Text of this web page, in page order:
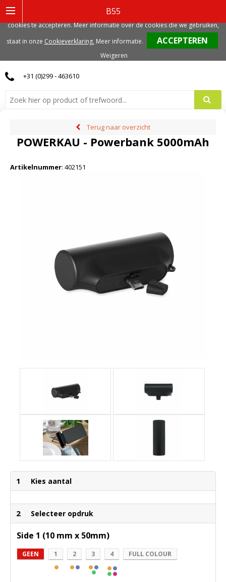
B55
0
+31 (0)299 - 463610
Terug naar overzicht
POWERKAU - Powerbank 5000mAh
Artikelnummer: 402151
1 Kies aantal
2 Selecteer opdruk
Side 1 (10 mm x 50mm)
GEEN 1 2 3 4 FULL COLOUR
gerelateerde cookies. Voor de beste gebruikerservaring, adviseren we deze
cookies te accepteren. Meer informatie over de cookies die we gebruiken,
staat in onze Cookieverklaring. Meer informatie.
Weigeren